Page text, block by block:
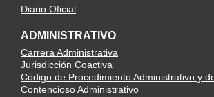
Diario Oficial
ADMINISTRATIVO
Carrera Administrativa
Jurisdicción Coactiva
Código de Procedimiento Administrativo y
Contencioso Administrativo